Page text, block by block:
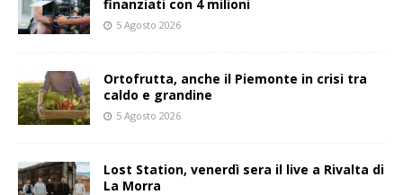
finanziati con 4 milioni
5 Agosto 2026
Ortofrutta, anche il Piemonte in crisi tra
caldo e grandine
5 Agosto 2026
Lost Station, venerdì sera il live a Rivalta di
La Morra